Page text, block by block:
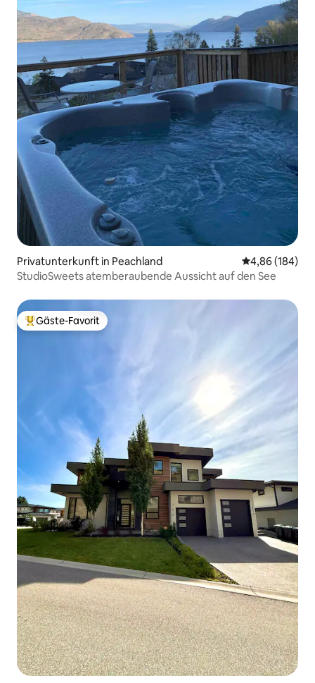
Privatunterkunft in Peachland
4,86 (184)
StudioSweets atemberaubende Aussicht auf den See
Beliebter Gäste-Favorit.
Gäste-Favorit